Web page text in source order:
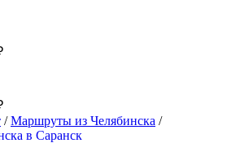
/Маршруты из Челябинска /
в Саранск